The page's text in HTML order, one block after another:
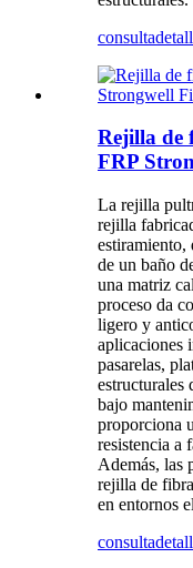
consulta
Rejilla de
FRP
La rejilla
rejilla
estiramiento,
de un baño
una matriz
proceso da
ligero y
aplicaciones
pasarelas,
estructurales
bajo
proporciona
resistencia a
Además, las
rejilla de
en entornos
consulta